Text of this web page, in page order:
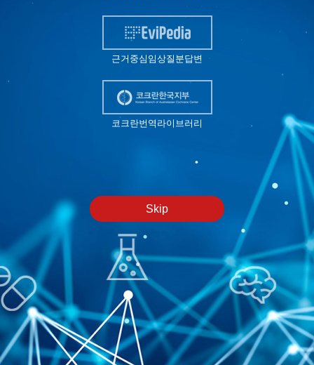
근거중심임상질분답변
코크란번역라이브러리
Skip